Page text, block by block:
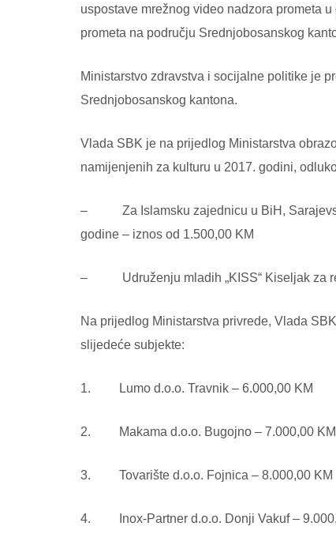
uspostave mrežnog video nadzora prometa
prometa na području Srednjobosanskog
Ministarstvo zdravstva i socijalne politike je
Srednjobosanskog kantona.
Vlada SBK je na prijedlog Ministarstva
namijenjenih za kulturu u 2017. godini,
– Za Islamsku zajednicu u BiH, Sarajevsko
godine – iznos od 1.500,00 KM
– Udruženju mladih „KISS“ Kiseljak za
Na prijedlog Ministarstva privrede, Vlada
slijedeće subjekte:
1. Lumo d.o.o. Travnik – 6.000,00 KM
2. Makama d.o.o. Bugojno – 7.000,00 KM
3. Tovarište d.o.o. Fojnica – 8.000,00 KM
4. Inox-Partner d.o.o. Donji Vakuf –